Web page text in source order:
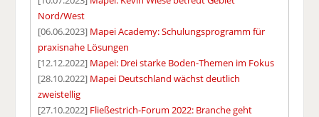
Nord/West
[06.06.2023] Mapei Academy: Schulungsprogramm für
praxisnahe Lösungen
[12.12.2022] Mapei: Drei starke Boden-Themen im Fokus
[28.10.2022] Mapei Deutschland wächst deutlich
zweistellig
[27.10.2022] Fließestrich-Forum 2022: Branche geht